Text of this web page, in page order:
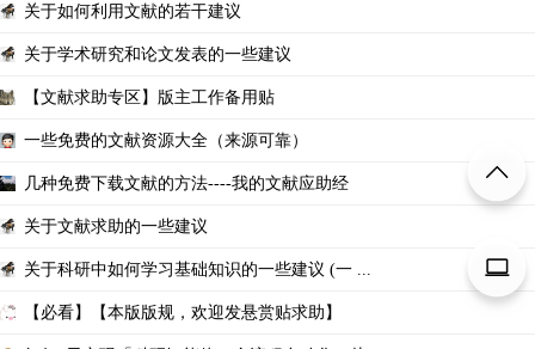
关于如何利用文献的若干建议
关于学术研究和论文发表的一些建议
【文献求助专区】版主工作备用贴
一些免费的文献资源大全（来源可靠）
几种免费下载文献的方法----我的文献应助经
关于文献求助的一些建议
关于科研中如何学习基础知识的一些建议 (一 ...
【必看】【本版版规，欢迎发悬赏贴求助】